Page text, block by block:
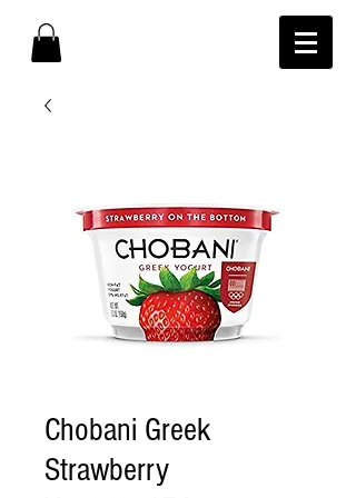
Chobani Greek
Strawberry